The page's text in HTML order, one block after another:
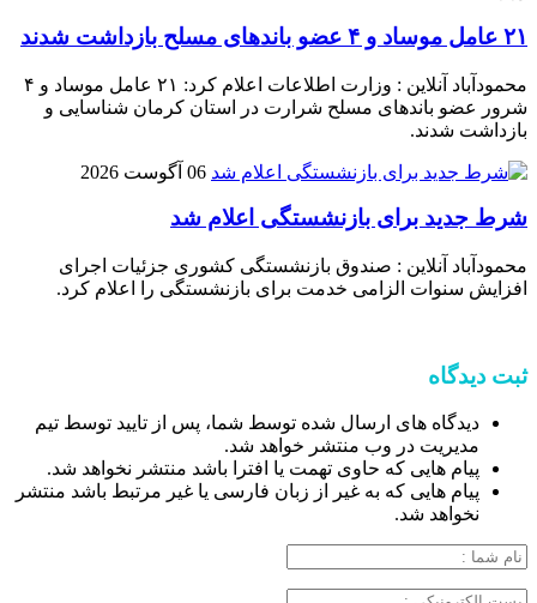
۲۱ عامل موساد و ۴ عضو باند‌های مسلح بازداشت شدند
محمودآباد آنلاین : وزارت اطلاعات اعلام کرد: ۲۱ عامل موساد و ۴
شرور عضو باند‌های مسلح شرارت در استان کرمان شناسایی و
بازداشت شدند.
06 آگوست 2026
شرط جدید برای بازنشستگی اعلام شد
محمودآباد آنلاین : صندوق بازنشستگی کشوری جزئیات اجرای
افزایش سنوات الزامی خدمت برای بازنشستگی را اعلام کرد.
ثبت دیدگاه
دیدگاه های ارسال شده توسط شما، پس از تایید توسط تیم
مدیریت در وب منتشر خواهد شد.
پیام هایی که حاوی تهمت یا افترا باشد منتشر نخواهد شد.
پیام هایی که به غیر از زبان فارسی یا غیر مرتبط باشد منتشر
نخواهد شد.